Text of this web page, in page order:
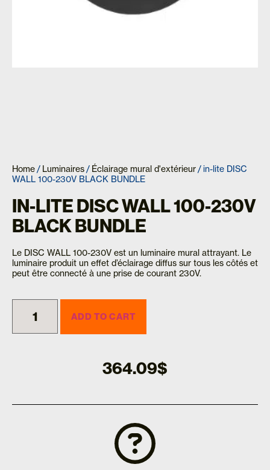
Home / Luminaires / Éclairage mural d'extérieur / in-lite DISC
WALL 100-230V BLACK BUNDLE
IN-LITE DISC WALL 100-230V
BLACK BUNDLE
Le DISC WALL 100-230V est un luminaire mural attrayant. Le
luminaire produit un effet d’éclairage diffus sur tous les côtés et
peut être connecté à une prise de courant 230V.
ADD TO CART
364.09$